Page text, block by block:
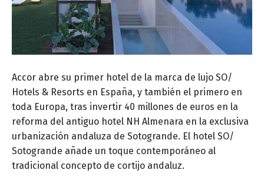
Accor abre su primer hotel de la marca de lujo SO/
Hotels & Resorts en España, y también el primero en
toda Europa, tras invertir 40 millones de euros en la
reforma del antiguo hotel NH Almenara en la exclusiva
urbanización andaluza de Sotogrande. El hotel SO/
Sotogrande añade un toque contemporáneo al
tradicional concepto de cortijo andaluz.